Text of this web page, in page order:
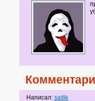
Написал:saitik